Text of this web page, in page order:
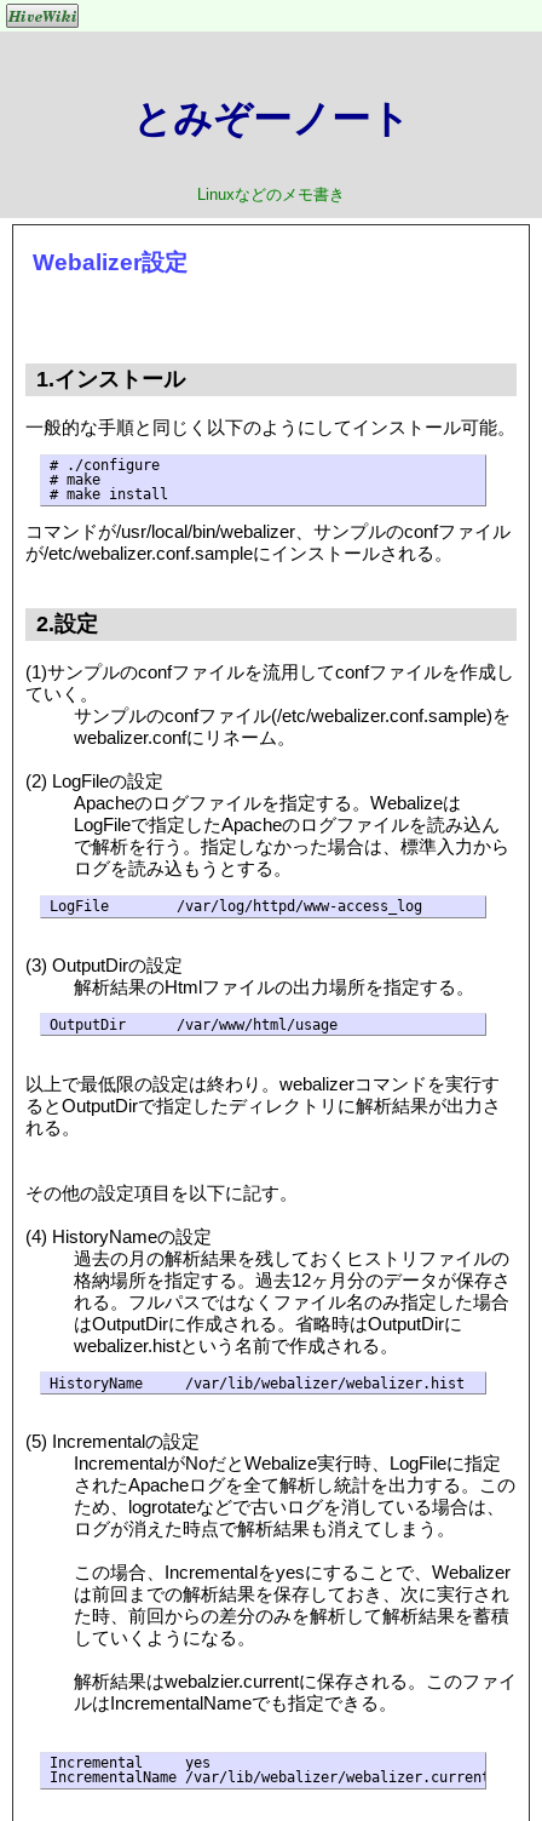
とみぞーノート
Linuxなどのメモ書き
Webalizer設定
1.インストール
一般的な手順と同じく以下のようにしてインストール可能。
# ./configure
# make
コマンドが/usr/local/bin/webalizer、サンプルのconfファイル
が/etc/webalizer.conf.sampleにインストールされる。
2.設定
(1)サンプルのconfファイルを流用してconfファイルを作成し
ていく。
サンプルのconfファイル(/etc/webalizer.conf.sample)を
webalizer.confにリネーム。
(2) LogFileの設定
Apacheのログファイルを指定する。Webalizeは
LogFileで指定したApacheのログファイルを読み込ん
で解析を行う。指定しなかった場合は、標準入力から
ログを読み込もうとする。
LogFile        /var/log/httpd/www-access_log
(3) OutputDirの設定
解析結果のHtmlファイルの出力場所を指定する。
OutputDir      /var/www/html/usage
以上で最低限の設定は終わり。webalizerコマンドを実行す
るとOutputDirで指定したディレクトリに解析結果が出力さ
れる。
その他の設定項目を以下に記す。
(4) HistoryNameの設定
過去の月の解析結果を残しておくヒストリファイルの
格納場所を指定する。過去12ヶ月分のデータが保存さ
れる。フルパスではなくファイル名のみ指定した場合
はOutputDirに作成される。省略時はOutputDirに
webalizer.histという名前で作成される。
(5) Incrementalの設定
IncrementalがNoだとWebalize実行時、LogFileに指定
されたApacheログを全て解析し統計を出力する。この
ため、logrotateなどで古いログを消している場合は、
ログが消えた時点で解析結果も消えてしまう。
この場合、Incrementalをyesにすることで、Webalizer
は前回までの解析結果を保存しておき、次に実行され
た時、前回からの差分のみを解析して解析結果を蓄積
していくようになる。
解析結果はwebalzier.currentに保存される。このファイ
ルはIncrementalNameでも指定できる。
Incremental     yes